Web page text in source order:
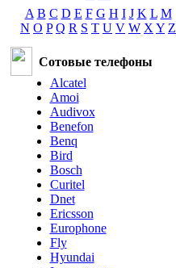
A B C D E F G H I J K L M
N O P Q R S T U V W X Y Z
Сотовые телефоны
Alcatel
Amoi
Audivox
Benefon
Benq
Bird
Bosch
Curitel
Dnet
Ericsson
Europhone
Fly
Hyundai